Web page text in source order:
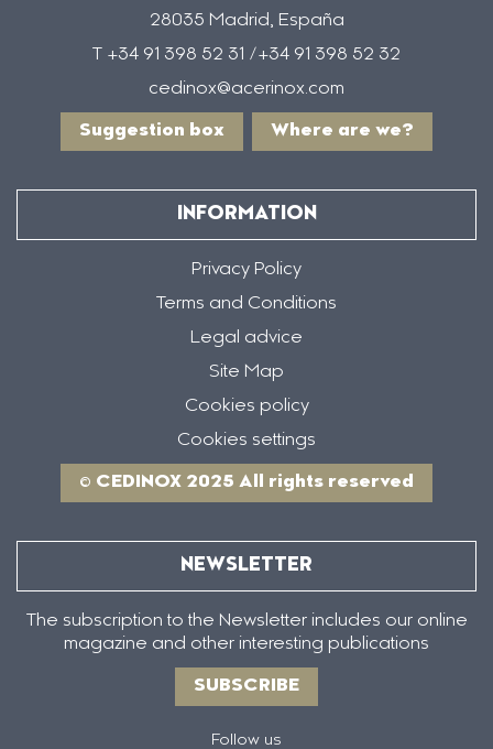
28035 Madrid, España
T +34 91 398 52 31 /+34 91 398 52 32
cedinox@acerinox.com
Suggestion box Where are we?
INFORMATION
Privacy Policy
Terms and Conditions
Legal advice
Site Map
Cookies policy
Cookies settings
© CEDINOX 2025 All rights reserved
NEWSLETTER
The subscription to the Newsletter includes our online
magazine and other interesting publications
SUBSCRIBE
Follow us